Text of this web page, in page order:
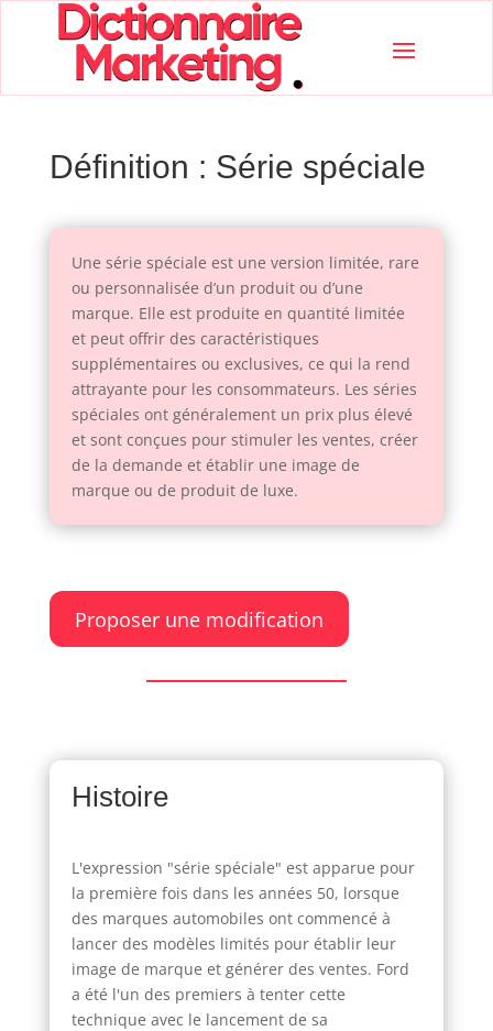
Définition : Série spéciale
Une série spéciale est une version limitée, rare
ou personnalisée d’un produit ou d’une
marque. Elle est produite en quantité limitée
et peut offrir des caractéristiques
supplémentaires ou exclusives, ce qui la rend
attrayante pour les consommateurs. Les séries
spéciales ont généralement un prix plus élevé
et sont conçues pour stimuler les ventes, créer
de la demande et établir une image de
marque ou de produit de luxe.
Proposer une modification
Histoire
L'expression "série spéciale" est apparue pour
la première fois dans les années 50, lorsque
des marques automobiles ont commencé à
lancer des modèles limités pour établir leur
image de marque et générer des ventes. Ford
a été l'un des premiers à tenter cette
technique avec le lancement de sa